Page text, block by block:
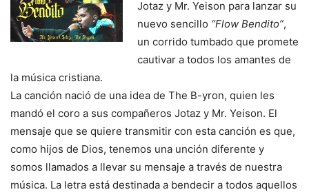
Jotaz y Mr. Yeison para lanzar su
nuevo sencillo “Flow Bendito”,
un corrido tumbado que promete
cautivar a todos los amantes de
la música cristiana.
La canción nació de una idea de The B-yron, quien les
mandó el coro a sus compañeros Jotaz y Mr. Yeison. El
mensaje que se quiere transmitir con esta canción es que,
como hijos de Dios, tenemos una unción diferente y
somos llamados a llevar su mensaje a través de nuestra
música. La letra está destinada a bendecir a todos aquellos